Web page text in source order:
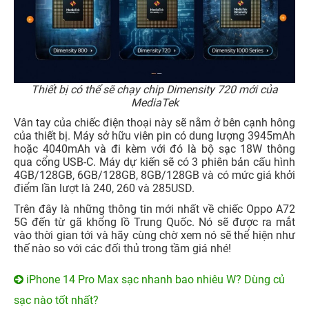
Thiết bị có thể sẽ chạy chip Dimensity 720 mới của
MediaTek
Vân tay của chiếc điện thoại này sẽ nằm ở bên cạnh hông
của thiết bị. Máy sở hữu viên pin có dung lượng 3945mAh
hoặc 4040mAh và đi kèm với đó là bộ sạc 18W thông
qua cổng USB-C. Máy dự kiến sẽ có 3 phiên bản cấu hình
4GB/128GB, 6GB/128GB, 8GB/128GB và có mức giá khởi
điểm lần lượt là 240, 260 và 285USD.
Trên đây là những thông tin mới nhất về chiếc Oppo A72
5G đến từ gã khổng lồ Trung Quốc. Nó sẽ được ra mắt
vào thời gian tới và hãy cùng chờ xem nó sẽ thể hiện như
thế nào so với các đối thủ trong tầm giá nhé!
iPhone 14 Pro Max sạc nhanh bao nhiêu W? Dùng củ
sạc nào tốt nhất?